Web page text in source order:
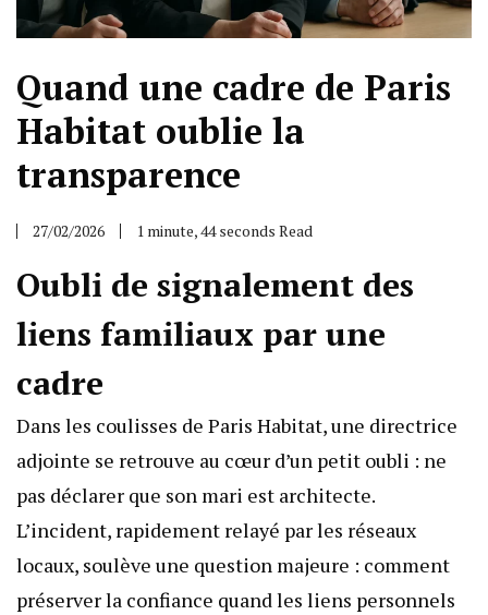
Quand une cadre de Paris
Habitat oublie la
transparence
27/02/2026 1 minute, 44 seconds Read
Oubli de signalement des
liens familiaux par une
cadre
Dans les coulisses de Paris Habitat, une directrice
adjointe se retrouve au cœur d’un petit oubli : ne
pas déclarer que son mari est architecte.
L’incident, rapidement relayé par les réseaux
locaux, soulève une question majeure : comment
préserver la confiance quand les liens personnels